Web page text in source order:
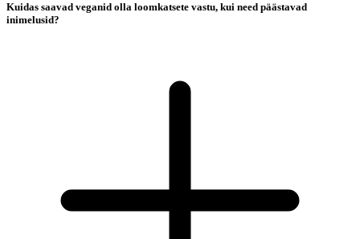
Kuidas saavad veganid olla loomkatsete vastu, kui need päästavad
inimelusid?